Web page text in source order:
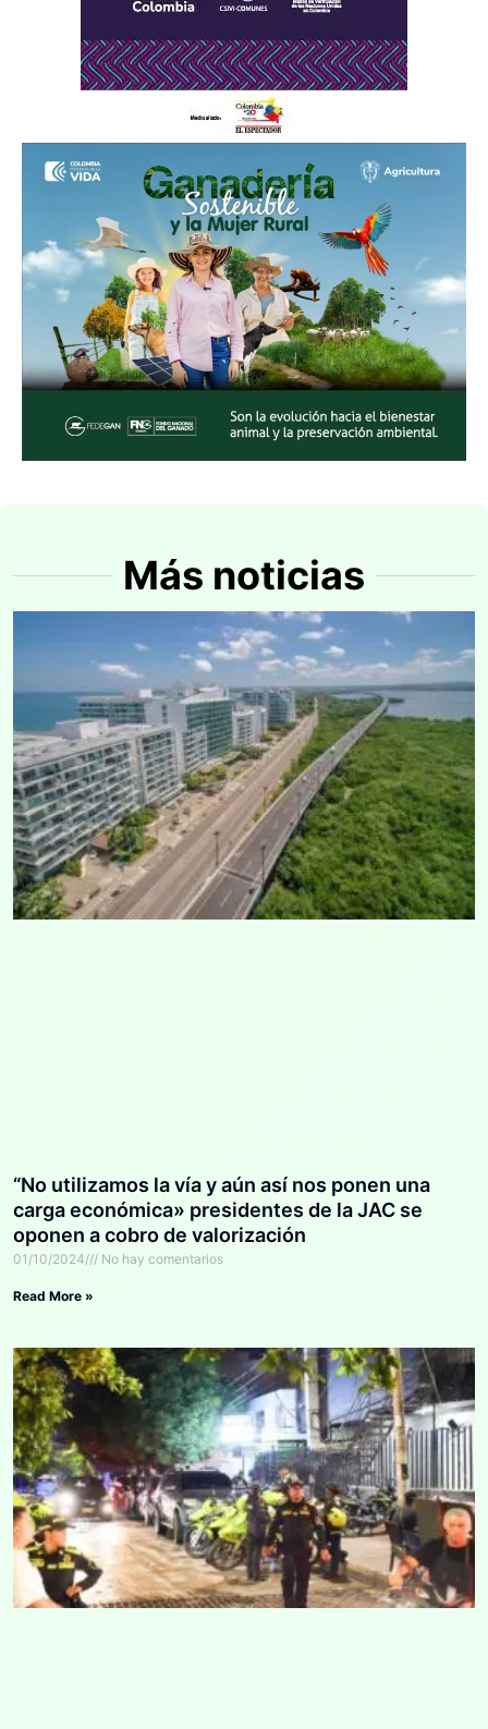
Más noticias
“No utilizamos la vía y aún así nos ponen una
carga económica» presidentes de la JAC se
oponen a cobro de valorización
01/10/2024 No hay comentarios
Read More »